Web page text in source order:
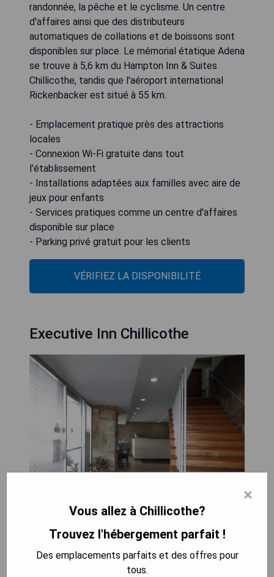
randonnée, la pêche et le cyclisme. Un centre
d'affaires ainsi que des distributeurs
automatiques de collations et de boissons sont
disponibles sur place. Le mémorial étatique Adena
se trouve à 5,6 km du Hampton Inn & Suites
Chillicothe, tandis que l'aéroport international
Rickenbacker est situé à 55 km.
- Emplacement pratique près des attractions
locales
- Connexion Wi-Fi gratuite dans tout
l'établissement
- Installations adaptées aux familles avec aire de
jeux pour enfants
- Services pratiques comme un centre d'affaires
disponible sur place
- Parking privé gratuit pour les clients
VÉRIFIEZ LA DISPONIBILITÉ
Executive Inn Chillicothe
Situé à 1 mile de l'autoroute 35, le motel
seulement 7 minutes en voiture du parc historique
×
Vous allez à Chillicothe?
Trouvez l'hébergement parfait !
Des emplacements parfaits et des offres pour
tous.